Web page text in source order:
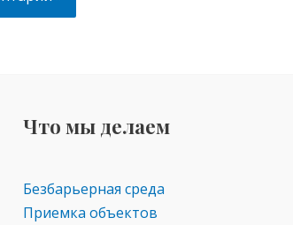
Что мы делаем
Безбарьерная среда
Приемка объектов